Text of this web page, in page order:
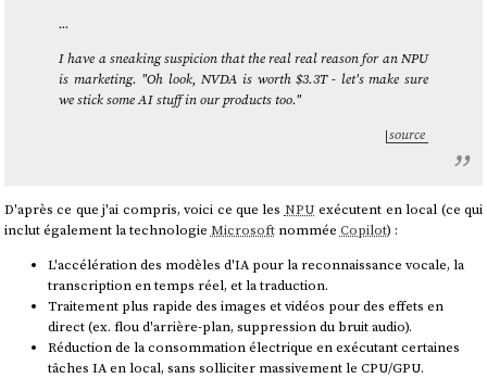
...
I have a sneaking suspicion that the real real reason for an NPU
is marketing. "Oh look, NVDA is worth $3.3T - let's make sure
we stick some AI stuff in our products too."
source
D'après ce que j'ai compris, voici ce que les NPU exécutent en local (ce qui
inclut également la technologie Microsoftnommée Copilot) :
L'accélération des modèles d'IA pour la reconnaissance vocale, la
transcription en temps réel, et la traduction.
Traitement plus rapide des images et vidéos pour des effets en
direct (ex. flou d'arrière-plan, suppression du bruit audio).
Réduction de la consommation électrique en exécutant certaines
tâches IA en local, sans solliciter massivement le CPU/GPU.